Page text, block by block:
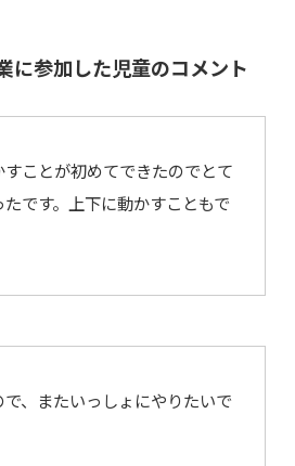
に参加した児童のコメント
ことが初めてできたのでとて
です。上下に動かすこともで
、またいっしょにやりたいで